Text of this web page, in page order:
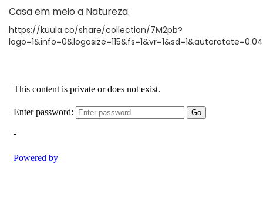
Casa em meio a Natureza.
https://kuula.co/share/collection/7M2pb?